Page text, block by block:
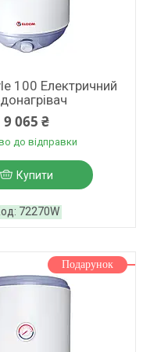
100 Електричний
9 065 ₴
до відправки
Купити
72270W
Подарунок